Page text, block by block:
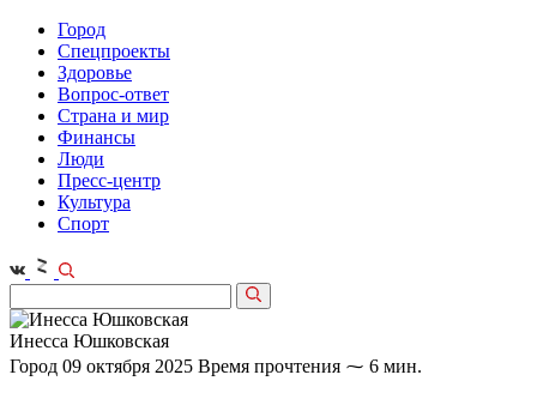
Город
Спецпроекты
Здоровье
Вопрос-ответ
Страна и мир
Финансы
Люди
Пресс-центр
Культура
Спорт
Инесса Юшковская
Город 09 октября 2025 Время прочтения ⁓ 6 мин.